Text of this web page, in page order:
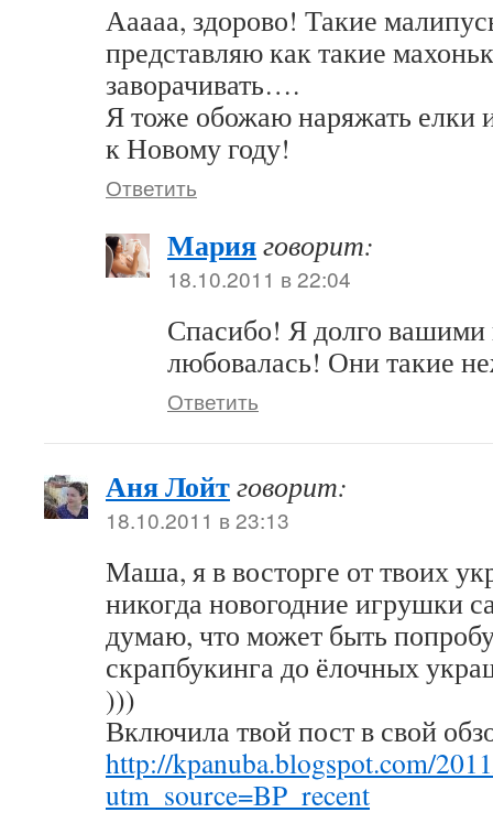
Ааааа, здорово! Такие
представляю как такие
заворачивать….
Я тоже обожаю наряжать елки
к Новому году!
Ответить
Марияговорит:
18.10.2011 в 22:04
Спасибо! Я долго
любовалась! Они такие
Ответить
Аня Лойтговорит:
18.10.2011 в 23:13
Маша, я в восторге от твоих
никогда новогодние игрушки
думаю, что может быть
скрапбукинга до ёлочных
)))
Включила твой пост в свой
http://kpanuba.blogspot.com/
utm_source=BP_recent